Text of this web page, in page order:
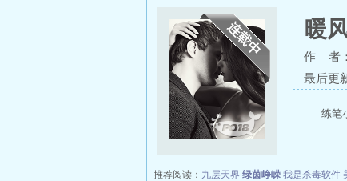
暖
作 者
最后更
练笔
推荐阅读： 九层天界 绿茵峥嵘 我是杀毒软件